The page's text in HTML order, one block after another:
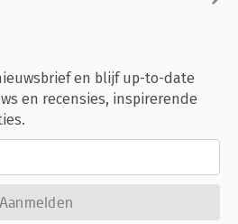
en blijf up-to-date
en recensies, inspirerende
Aanmelden